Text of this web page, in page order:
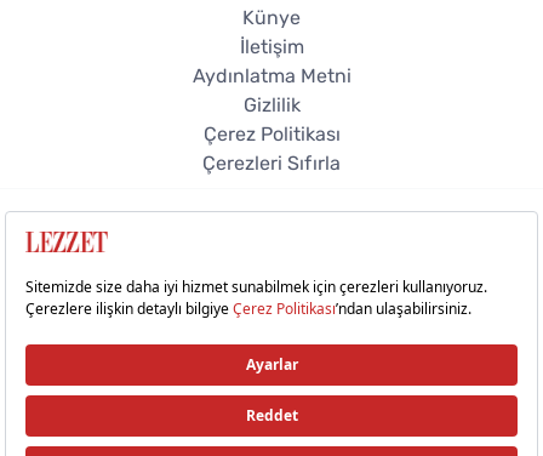
Künye
İletişim
Aydınlatma Metni
Gizlilik
Çerez Politikası
Çerezleri Sıfırla
© 2026 Lezzet Online. Tüm hakları saklıdır.